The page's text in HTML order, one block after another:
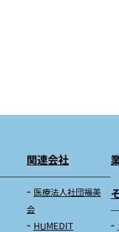
関連会社
医療法人社団福美
会
HUMEDIT